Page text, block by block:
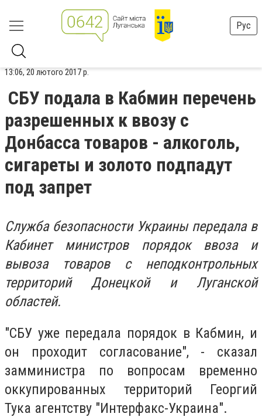
Рус
13:06, 20 лютого 2017 р.
СБУ подала в Кабмин перечень
разрешенных к ввозу с
Донбасса товаров - алкоголь,
сигареты и золото подпадут
под запрет
Служба безопасности Украины передала в
Кабинет министров порядок ввоза и
вывоза товаров с неподконтрольных
территорий Донецкой и Луганской
областей.
"СБУ уже передала порядок в Кабмин, и
он проходит согласование", - сказал
замминистра по вопросам временно
оккупированных территорий Георгий
Тука агентству "Интерфакс-Украина".